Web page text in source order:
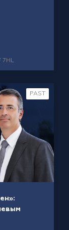
7HL
PAST